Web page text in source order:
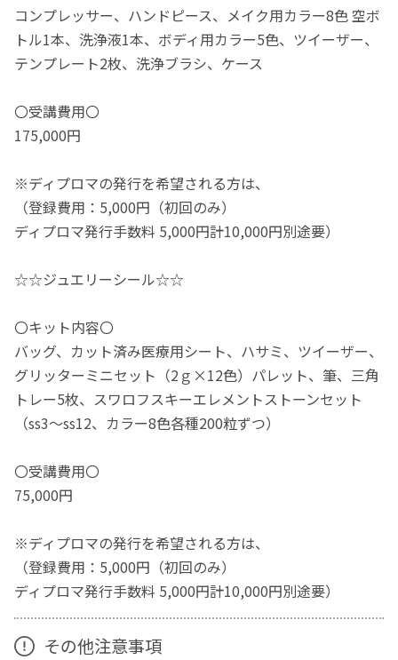
コンプレッサー、ハンドピース、メイク用カラー8色 空ボ
トル1本、洗浄液1本、ボディ用カラー5色、ツイーザー、
テンプレート2枚、洗浄ブラシ、ケース
〇受講費用〇
175,000円
※ディプロマの発行を希望される方は、
（登録費用：5,000円（初回のみ）
ディプロマ発行手数料 5,000円計10,000円別途要）
☆☆ジュエリーシール☆☆
〇キット内容〇
バッグ、カット済み医療用シート、ハサミ、ツイーザー、
グリッターミニセット（2ｇ×12色）パレット、筆、三角
トレー5枚、スワロフスキーエレメントストーンセット
（ss3～ss12、カラー8色各種200粒ずつ）
〇受講費用〇
75,000円
※ディプロマの発行を希望される方は、
（登録費用：5,000円（初回のみ）
ディプロマ発行手数料 5,000円計10,000円別途要）
その他注意事項